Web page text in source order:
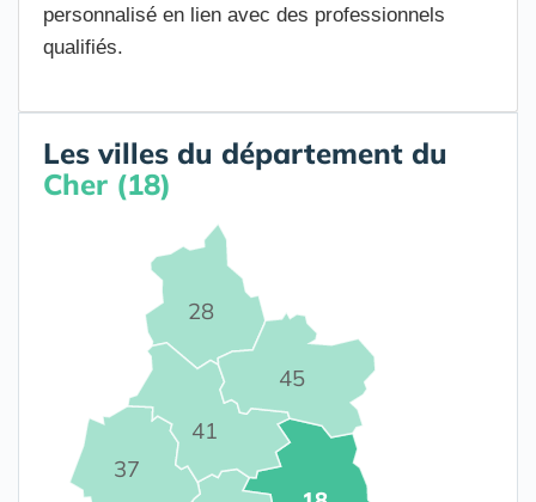
personnalisé en lien avec des professionnels
qualifiés.
Les villes du département du
Cher (18)
28
37
41
45